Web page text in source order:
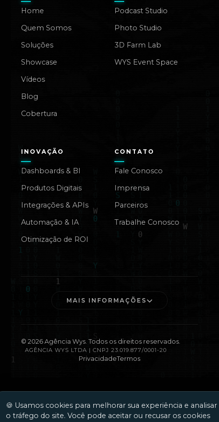
Home
Quem Somos
Soluções
Showcase
Vídeos
Blog
Cobertura
Podcast Studio
Photo Studio
3D Farm Lab
WYS Event Space
INOVAÇÃO
Dashboards & BI
Produtos Digitais
Integrações & APIs
Automação & IA
Otimização de ROI
CONTATO
Fale Conosco
Imprensa
Parceiros
Trabalhe Conosco
MAIS INFORMAÇÕES
© 2026Agência Wys. Todos os direitos reservados.
AGÊNCIA WYS LTDA | CNPJ 23.019.877/0001-20
PrivacidadeTermos
🍪 Usamos cookies para melhorar sua experiência e analisar
o tráfego do site. Você pode aceitar ou recusar os cookies